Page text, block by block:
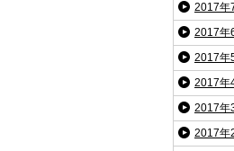
2017年
2017年
2017年
2017年
2017年
2017年